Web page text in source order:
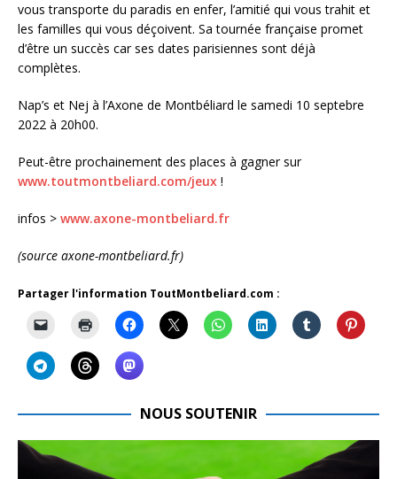
vous transporte du paradis en enfer, l’amitié qui vous trahit et
les familles qui vous déçoivent. Sa tournée française promet
d’être un succès car ses dates parisiennes sont déjà
complètes.
Nap’s et Nej à l’Axone de Montbéliard le samedi 10 septebre
2022 à 20h00.
Peut-être prochainement des places à gagner sur
www.toutmontbeliard.com/jeux !
infos > www.axone-montbeliard.fr
(source axone-montbeliard.fr)
Partager l'information ToutMontbeliard.com :
NOUS SOUTENIR